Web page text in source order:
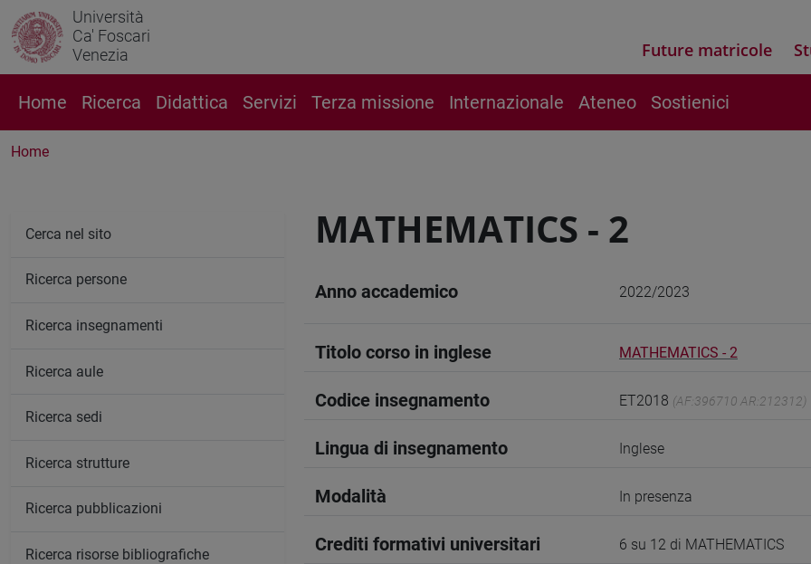
Università
Ca' Foscari
Venezia
Future matricole
Home Ricerca Didattica Servizi Terza missione Internazionale Ateneo Sostienici
Home
MATHEMATICS - 2
Anno accademico 2022/2023
Titolo corso in inglese MATHEMATICS - 2
Codice insegnamento ET2018 (AF:396710 AR:212312)
Lingua di insegnamento Inglese
Modalità In presenza
Crediti formativi universitari 6 su 12 di MATHEMATICS
Cerca nel sito
Ricerca persone
Ricerca insegnamenti
Ricerca aule
Ricerca sedi
Ricerca strutture
Ricerca pubblicazioni
Ricerca risorse bibliografiche